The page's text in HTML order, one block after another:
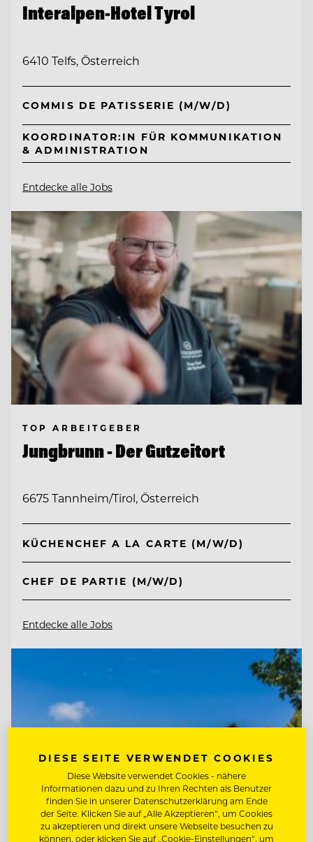
Interalpen-Hotel Tyrol
6410 Telfs, Österreich
COMMIS DE PATISSERIE (M/W/D)
KOORDINATOR:IN FÜR KOMMUNIKATION
& ADMINISTRATION
Entdecke alle Jobs
TOP ARBEITGEBER
Jungbrunn - Der Gutzeitort
6675 Tannheim/Tirol, Österreich
KÜCHENCHEF A LA CARTE (M/W/D)
CHEF DE PARTIE (M/W/D)
Entdecke alle Jobs
DIESE SEITE VERWENDET COOKIES
Diese Website verwendet Cookies - nähere
Informationen dazu und zu Ihren Rechten als Benutzer
finden Sie in unserer Datenschutzerklärung am Ende
der Seite. Klicken Sie auf „Alle Akzeptieren“, um Cookies
zu akzeptieren und direkt unsere Webseite besuchen zu
können, oder klicken Sie auf „Cookie-Einstellungen“, um